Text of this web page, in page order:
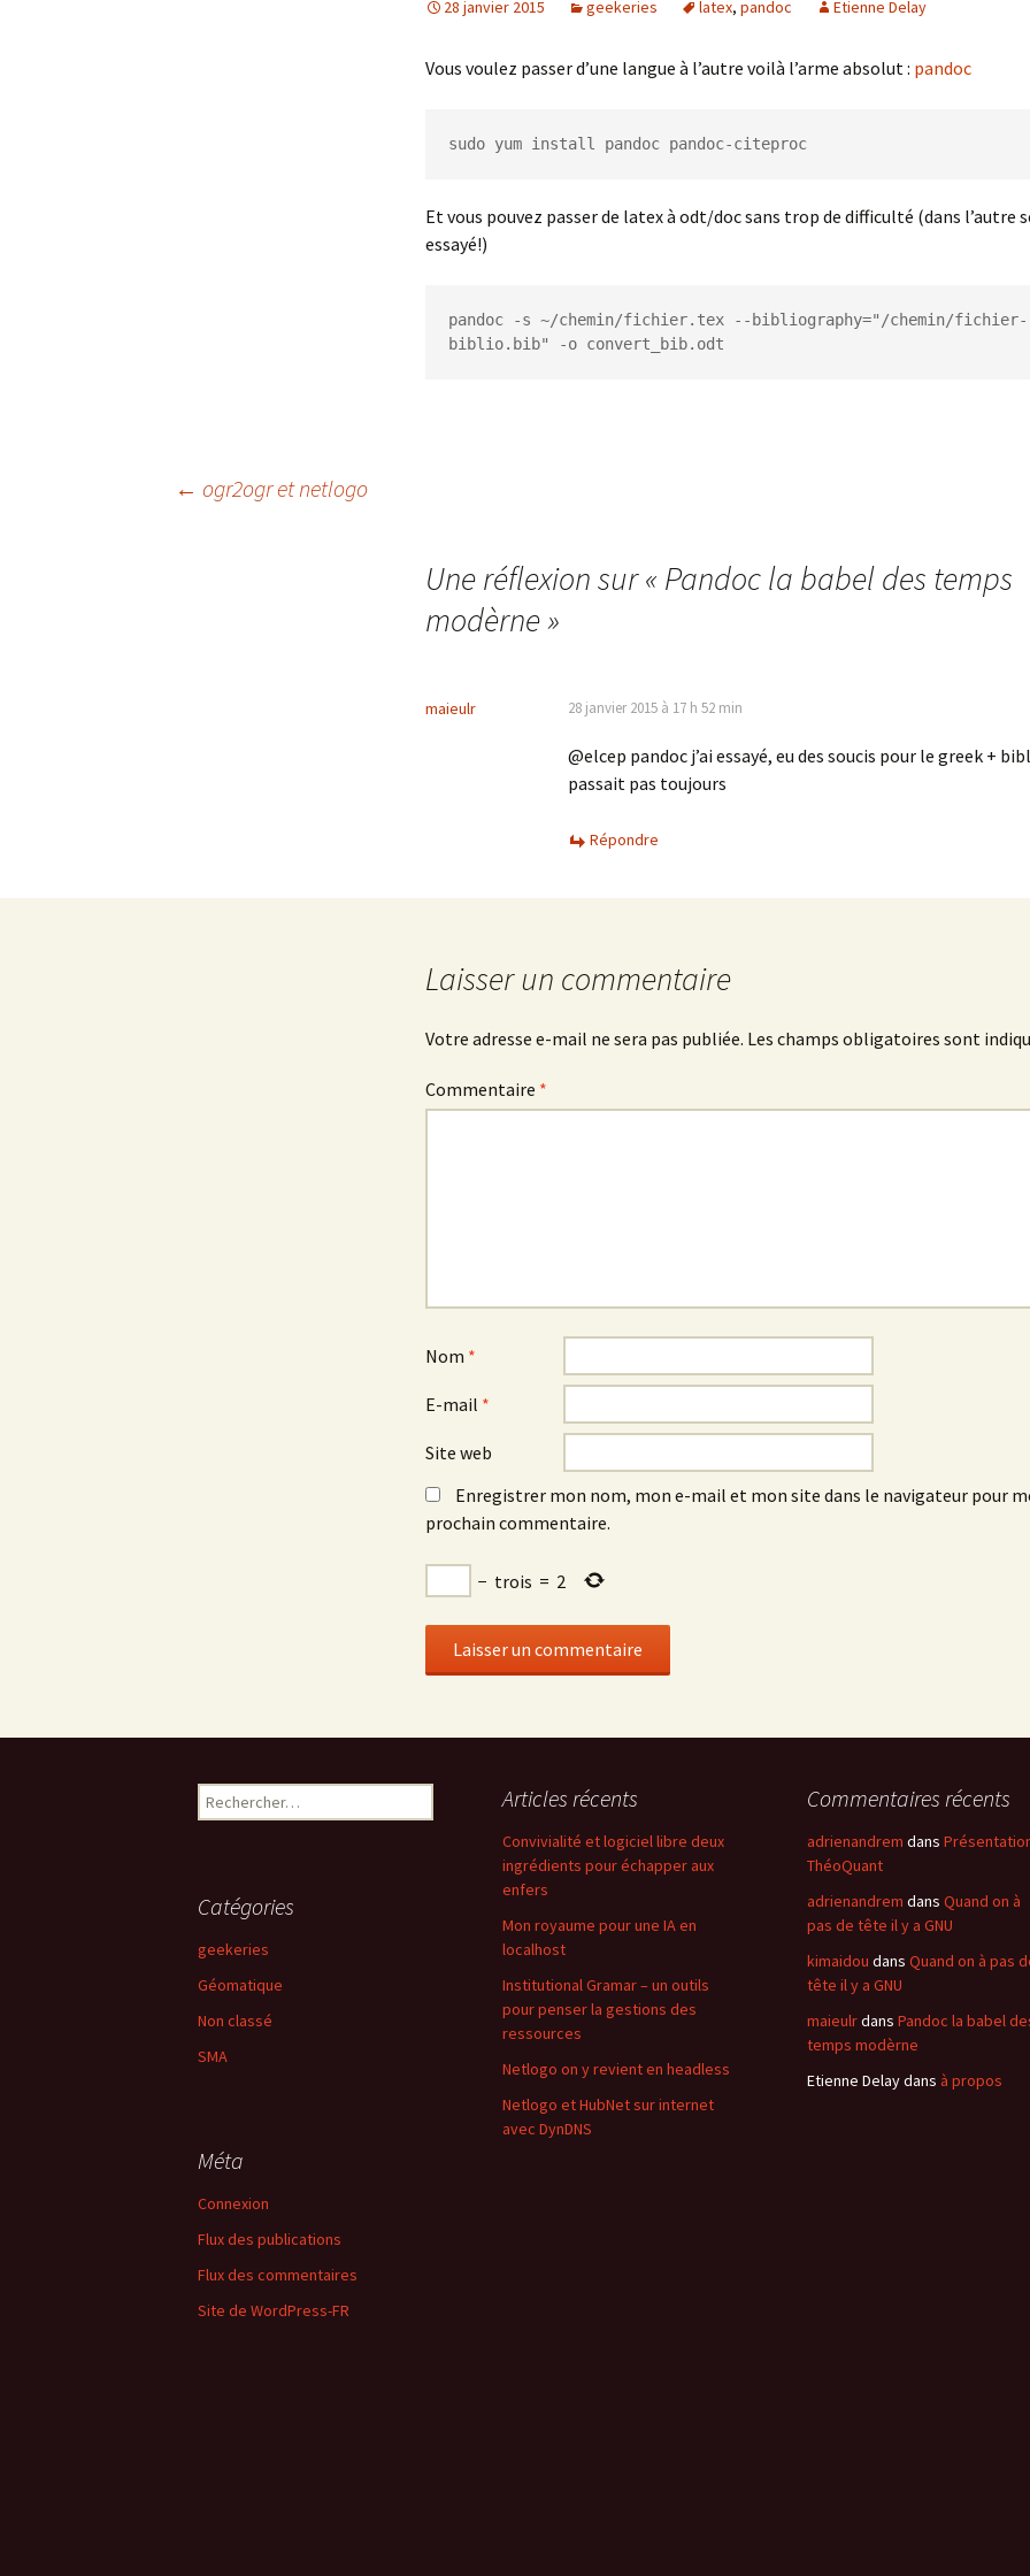
28 janvier 2015 geekeries latex, pandoc Etienne Delay
Vous voulez passer d’une langue à l’autre voilà l’arme absolut : pandoc
sudo yum install pandoc pandoc-citeproc
Et vous pouvez passer de latex à odt/doc sans trop de difficulté (dans l’autre
essayé!)
pandoc -s ~/chemin/fichier.tex --bibliography="/chemin/fichier-
biblio.bib" -o convert_bib.odt
Navigation
← ogr2ogr et netlogo
Une réflexion sur « Pandoc la babel des temps
modèrne»
maieulr 28 janvier 2015 à 17 h 52 min
@elcep pandoc j’ai essayé, eu des soucis pour le greek +
passait pas toujours
Répondre
Laisser un commentaire
Votre adresse e-mail ne sera pas publiée. Les champs obligatoires sont
Commentaire *
Nom *
E-mail *
Site web
Enregistrer mon nom, mon e-mail et mon site dans le navigateur pour
prochain commentaire.
− trois = 2
Rechercher : Articles récents
Convivialité et logiciel libre deux
ingrédients pour échapper aux
enfers
Mon royaume pour une IA en
localhost
Institutional Gramar – un outils
pour penser la gestions des
ressources
Netlogo on y revient en headless
Netlogo et HubNet sur internet
avec DynDNS
Commentaires récents
adrienandrem dans
ThéoQuant
adrienandrem dans Quand on à
pas de tête il y a GNU
kimaidou dans Quand on à pas
tête il y a GNU
maieulrdans Pandoc la babel
temps modèrne
Etienne Delaydans à propos
Catégories
geekeries
Géomatique
Non classé
SMA
Méta
Connexion
Flux des publications
Flux des commentaires
Site de WordPress-FR